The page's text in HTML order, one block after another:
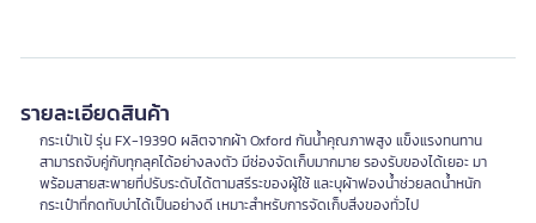
รายละเอียดสินค้า
กระเป๋าเป้ รุ่น FX-19390 ผลิตจากผ้า Oxford กันน้ำคุณภาพสูง แข็งแรงทนทาน
สามารถจับคู่กับทุกลุคได้อย่างลงตัว มีช่องจัดเก็บมากมาย รองรับของได้เยอะ มา
พร้อมสายสะพายที่ปรับระดับได้ตามสรีระของผู้ใช้ และบุผ้าฟองน้ำช่วยลดน้ำหนัก
กระเป๋าที่กดทับบ่าได้เป็นอย่างดี เหมาะสำหรับการจัดเก็บสิ่งของทั่วไป